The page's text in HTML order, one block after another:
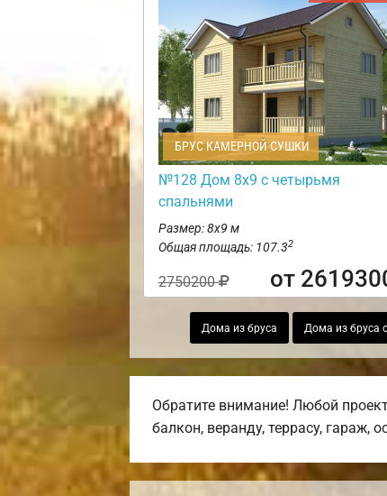
БРУС КАМЕРНОЙ СУШКИ
№128 Дом 8х9 с четырьмя
спальнями
Размер: 8х9 м
Общая площадь: 107.32
2750200 от
Дома из бруса Дома из бруса
Обратите внимание! Любой
балкон, веранду, террасу, гараж,